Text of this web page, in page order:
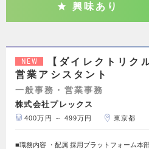
興味あり
NEW
【ダイレクトリク
営業アシスタント
一般事務・営業事務
株式会社プレックス
400万円 ～ 499万円 東京都
■職務内容 ・配属 採用プラットフォーム本